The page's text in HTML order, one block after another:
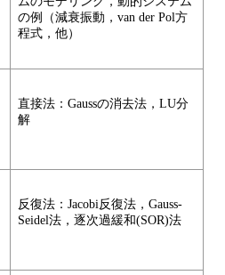
の例（減衰振動，van der Pol方
程式，他）
直接法：Gaussの消去法，LU分
解
反復法：Jacobi反復法，Gauss-
Seidel法，逐次過緩和(SOR)法